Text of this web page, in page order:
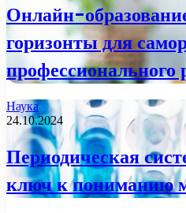
Онлайн-
горизонты для
профессионального
Наука
24.10.2024
Периодическая
ключ к пониманию